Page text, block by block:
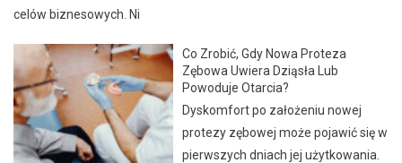
celów biznesowych. Ni
Co Zrobić, Gdy Nowa Proteza
Zębowa Uwiera Dziąsła Lub
Powoduje Otarcia?
Dyskomfort po założeniu nowej
protezy zębowej może pojawić się w
pierwszych dniach jej użytkowania.